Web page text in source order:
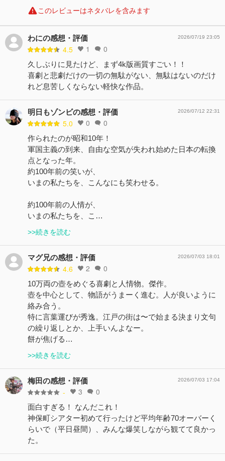
このレビューはネタバレを含みます
わにの感想・評価
4.5 1 0
2026/07/19 23:05
久しぶりに見たけど、まず4k版画質すごい！！
喜劇と悲劇だけの一切の無駄がない、無駄はないのだけ
れど息苦しくならない軽快な作品。
明日もゾンビの感想・評価
5.0 0 0
2026/07/12 22:31
作られたのが昭和10年！
軍国主義の到来、自由な空気が失われ始めた日本の転換
点となった年。
約100年前の笑いが、
いまの私たちを、こんなにも笑わせる。
約100年前の人情が、
いまの私たちを、こ…
>>続きを読む
マグ兄の感想・評価
4.6 2 0
2026/07/03 18:01
10万両の壺をめぐる喜劇と人情物。傑作。
壺を中心として、物語がうまーく進む。人が良いように
絡み合う。
特に言葉運びが秀逸。江戸の街は〜で始まる決まり文句
の繰り返しとか、上手いんよなー。
餅が焦げる…
>>続きを読む
梅田の感想・評価
- 3 0
2026/07/03 17:04
面白すぎる！ なんだこれ！
神保町シアター初めて行ったけど平均年齢70オーバーく
らいで（平日昼間）、みんな爆笑しながら観てて良かっ
た。